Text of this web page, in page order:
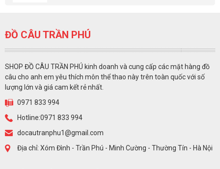
ĐỒ CÂU TRẦN PHÚ
SHOP ĐỒ CÂU TRẦN PHÚ kinh doanh và cung cấp các mặt hàng đồ
câu cho anh em yêu thích môn thể thao này trên toàn quốc với số
lượng lớn và giá cam kết rẻ nhất.
0971 833 994
Hotline:0971 833 994
docautranphu1@gmail.com
Địa chỉ: Xóm Đình - Trần Phú - Minh Cường - Thường Tín - Hà Nội